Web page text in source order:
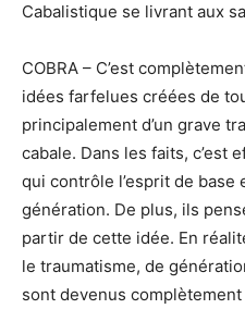
Cabalistique se livrant aux
COBRA – C’est
idées farfelues créées de
principalement d’un grave
cabale. Dans les faits, c’est
qui contrôle l’esprit de base
génération. De plus, ils
partir de cette idée. En
le traumatisme, de
sont devenus